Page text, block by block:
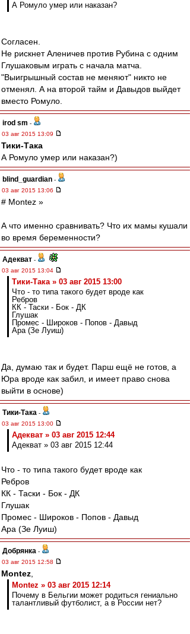
А Ромуло умер или наказан?
Согласен.
Не рискнет Аленичев против Рубина с одним
Глушаковым играть с начала матча.
"Выигрышный состав не меняют" никто не
отменял. А на второй тайм и Давыдов выйдет
вместо Ромуло.
irod sm -
03 авг 2015 13:09
Тики-Така
А Ромуло умер или наказан?)
blind_guardian -
03 авг 2015 13:06
# Montez »
А что именно сравнивать? Что их мамы кушали
во время беременности?
Адекват -
03 авг 2015 13:04
Тики-Така » 03 авг 2015 13:00
Что - то типа такого будет вроде как
Ребров
КК - Таски - Бок - ДК
Глушак
Промес - Широков - Попов - Давыд
Ара (Зе Луиш)
Да, думаю так и будет. Парш ещё не готов, а
Юра вроде как забил, и имеет право снова
выйти в основе)
Тики-Така -
03 авг 2015 13:00
Адекват » 03 авг 2015 12:44
Адекват » 03 авг 2015 12:44
Что - то типа такого будет вроде как
Ребров
КК - Таски - Бок - ДК
Глушак
Промес - Широков - Попов - Давыд
Ара (Зе Луиш)
Добрянка -
03 авг 2015 12:58
Montez
Montez » 03 авг 2015 12:14
Почему в Бельгии может родиться гениально
талантливый футболист, а в России нет?